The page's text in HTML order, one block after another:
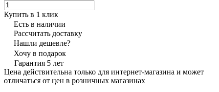
Купить в 1 клик
Есть в наличии
Рассчитать доставку
Нашли дешевле?
Хочу в подарок
Гарантия 5 лет
Цена действительна только для интернет-магазина и может
отличаться от цен в розничных магазинах